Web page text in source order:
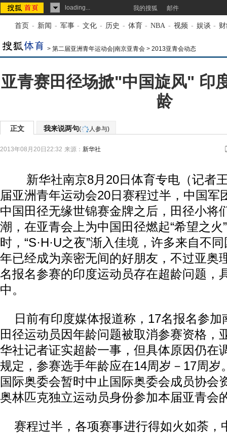
loading... 我的搜狐 邮件
首页 - 新闻 - 军事 - 文化 - 历史 - 体育 - NBA - 视频 - 娱谈 -
> 第二届亚洲青年运动会|南京亚青会 > 2013亚青会动态
亚青赛田径场掀"中国旋风" 印
龄
正文 我来说两句( 人参与)
2013年08月20日22:32 来源： 新华社
新华社南京8月20日体育专电（记者
届亚洲青年运动会20日赛程过半，中国军
中国田径无缘世锦赛金牌之后，田径小将
潮，在亚青会上为中国田径燃起“希望之火
时，“S·H·U之夜”渐入佳境，许多来自不
年已经成为亲密无间的好朋友，不过亚奥
名报名参赛的印度运动员存在超龄问题，
中。
日前有印度媒体报道称，17名报名参加
田径运动员因年龄问题被取消参赛资格，
华社记者证实超龄一事，但具体原因仍在
规定，参赛选手年龄应在14周岁－17周岁
国际奥委会暂时中止国际奥委会成员协会
奥林匹克独立运动员身份参加本届亚青会
赛程过半，各项赛事进行得如火如荼，